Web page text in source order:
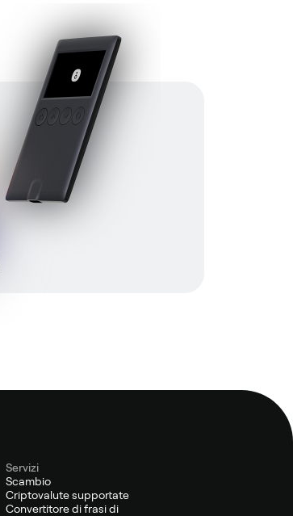
Servizi
Scambio
Criptovalute supportate
Convertitore di frasi di